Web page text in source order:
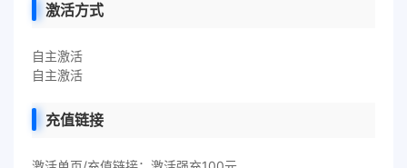
激活方式
自主激活
自主激活
充值链接